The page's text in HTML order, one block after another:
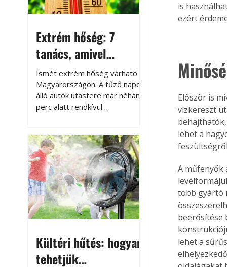
Extrém hőség: 7
tanács, amivel
megóvhatjuk
autónkat a nyári
károktól
Ismét extrém hőség várható
Magyarországon. A tűző napon
álló autók utastere már néhány
perc alatt rendkívül
megközelítheti. Ez nemcsak a
beszállást teszi kellemetlenné,
hanem az autó állapotára és a
benne hagyott tárgyakra is
káros hatással lehet. Néhány
egyszerű óvintézkedéssel
azonban jelentősen
csökkenthetjük a hőség káros
Kültéri hűtés: hogyan
tehetjük
is
ezért
Először is
vízkereszt
lehet a
A műfenyők
több gyártó
beerősítése
lehet a